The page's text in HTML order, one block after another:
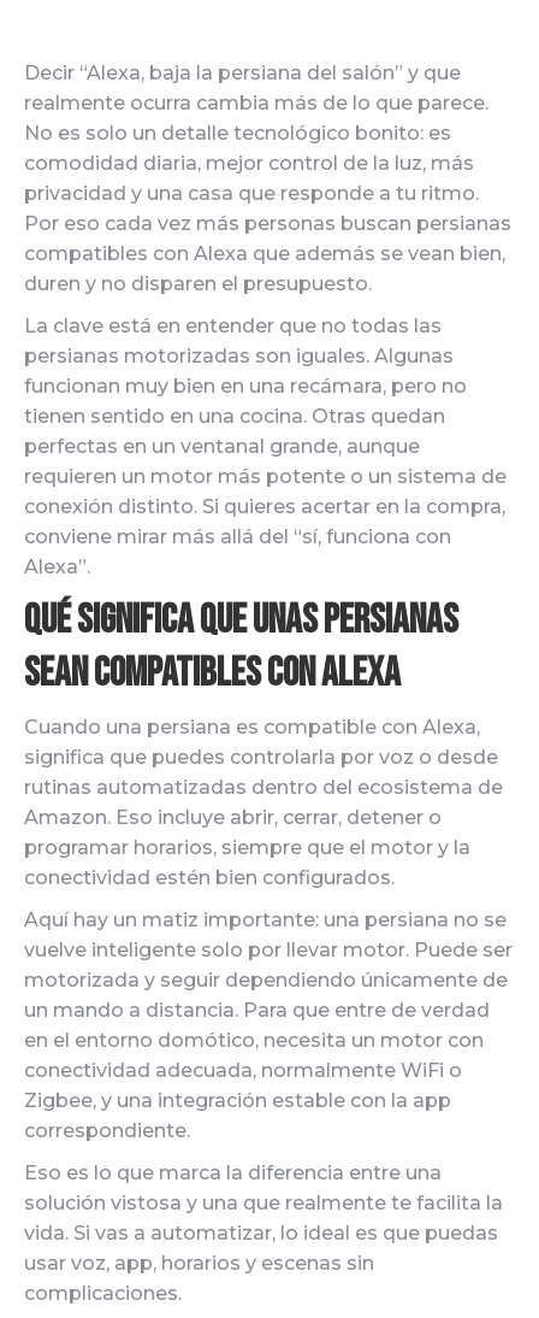
Decir “Alexa, baja la persiana del salón” y que
realmente ocurra cambia más de lo que parece.
No es solo un detalle tecnológico bonito: es
comodidad diaria, mejor control de la luz, más
privacidad y una casa que responde a tu ritmo.
Por eso cada vez más personas buscan persianas
compatibles con Alexa que además se vean bien,
duren y no disparen el presupuesto.
La clave está en entender que no todas las
persianas motorizadas son iguales. Algunas
funcionan muy bien en una recámara, pero no
tienen sentido en una cocina. Otras quedan
perfectas en un ventanal grande, aunque
requieren un motor más potente o un sistema de
conexión distinto. Si quieres acertar en la compra,
conviene mirar más allá del “sí, funciona con
Alexa”.
Qué significa que unas persianas
sean compatibles con Alexa
Cuando una persiana es compatible con Alexa,
significa que puedes controlarla por voz o desde
rutinas automatizadas dentro del ecosistema de
Amazon. Eso incluye abrir, cerrar, detener o
programar horarios, siempre que el motor y la
conectividad estén bien configurados.
Aquí hay un matiz importante: una persiana no se
vuelve inteligente solo por llevar motor. Puede ser
motorizada y seguir dependiendo únicamente de
un mando a distancia. Para que entre de verdad
en el entorno domótico, necesita un motor con
conectividad adecuada, normalmente WiFi o
Zigbee, y una integración estable con la app
correspondiente.
Eso es lo que marca la diferencia entre una
solución vistosa y una que realmente te facilita la
vida. Si vas a automatizar, lo ideal es que puedas
usar voz, app, horarios y escenas sin
complicaciones.